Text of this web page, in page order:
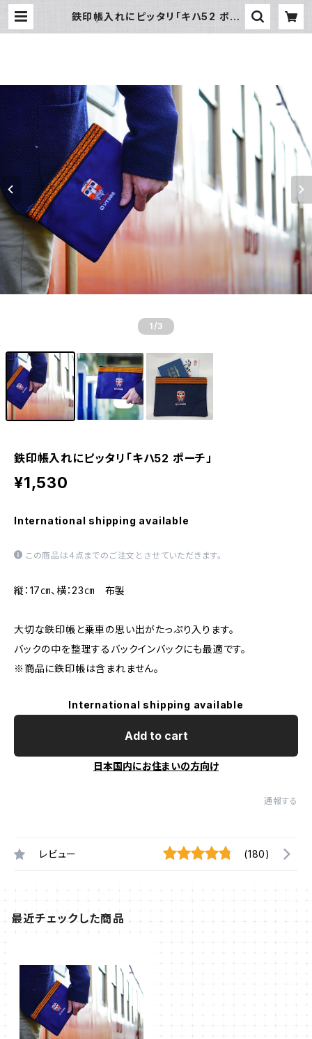
鉄印帳入れにピッタリ「キハ52 ポー
1 /3
鉄印帳入れにピッタリ「キハ52 ポーチ」
¥1,530
International shipping available
この商品は4点までのご注文とさせていただきます。
縦：17㎝、横：23㎝ 布製
大切な鉄印帳と乗車の思い出がたっぷり入ります。
バックの中を整理するバックインバックにも最適です。
※商品に鉄印帳は含まれません。
International shipping available
Add to cart
日本国内にお住まいの方向け
通報する
レビュー (180)
最近チェックした商品